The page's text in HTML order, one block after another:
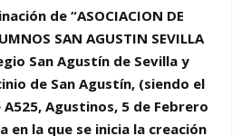
de “ASOCIACION DE
SAN AGUSTIN SEVILLA
San Agustín de Sevilla y
de San Agustín, (siendo el
Agustinos, 5 de Febrero
en la que se inicia la creación